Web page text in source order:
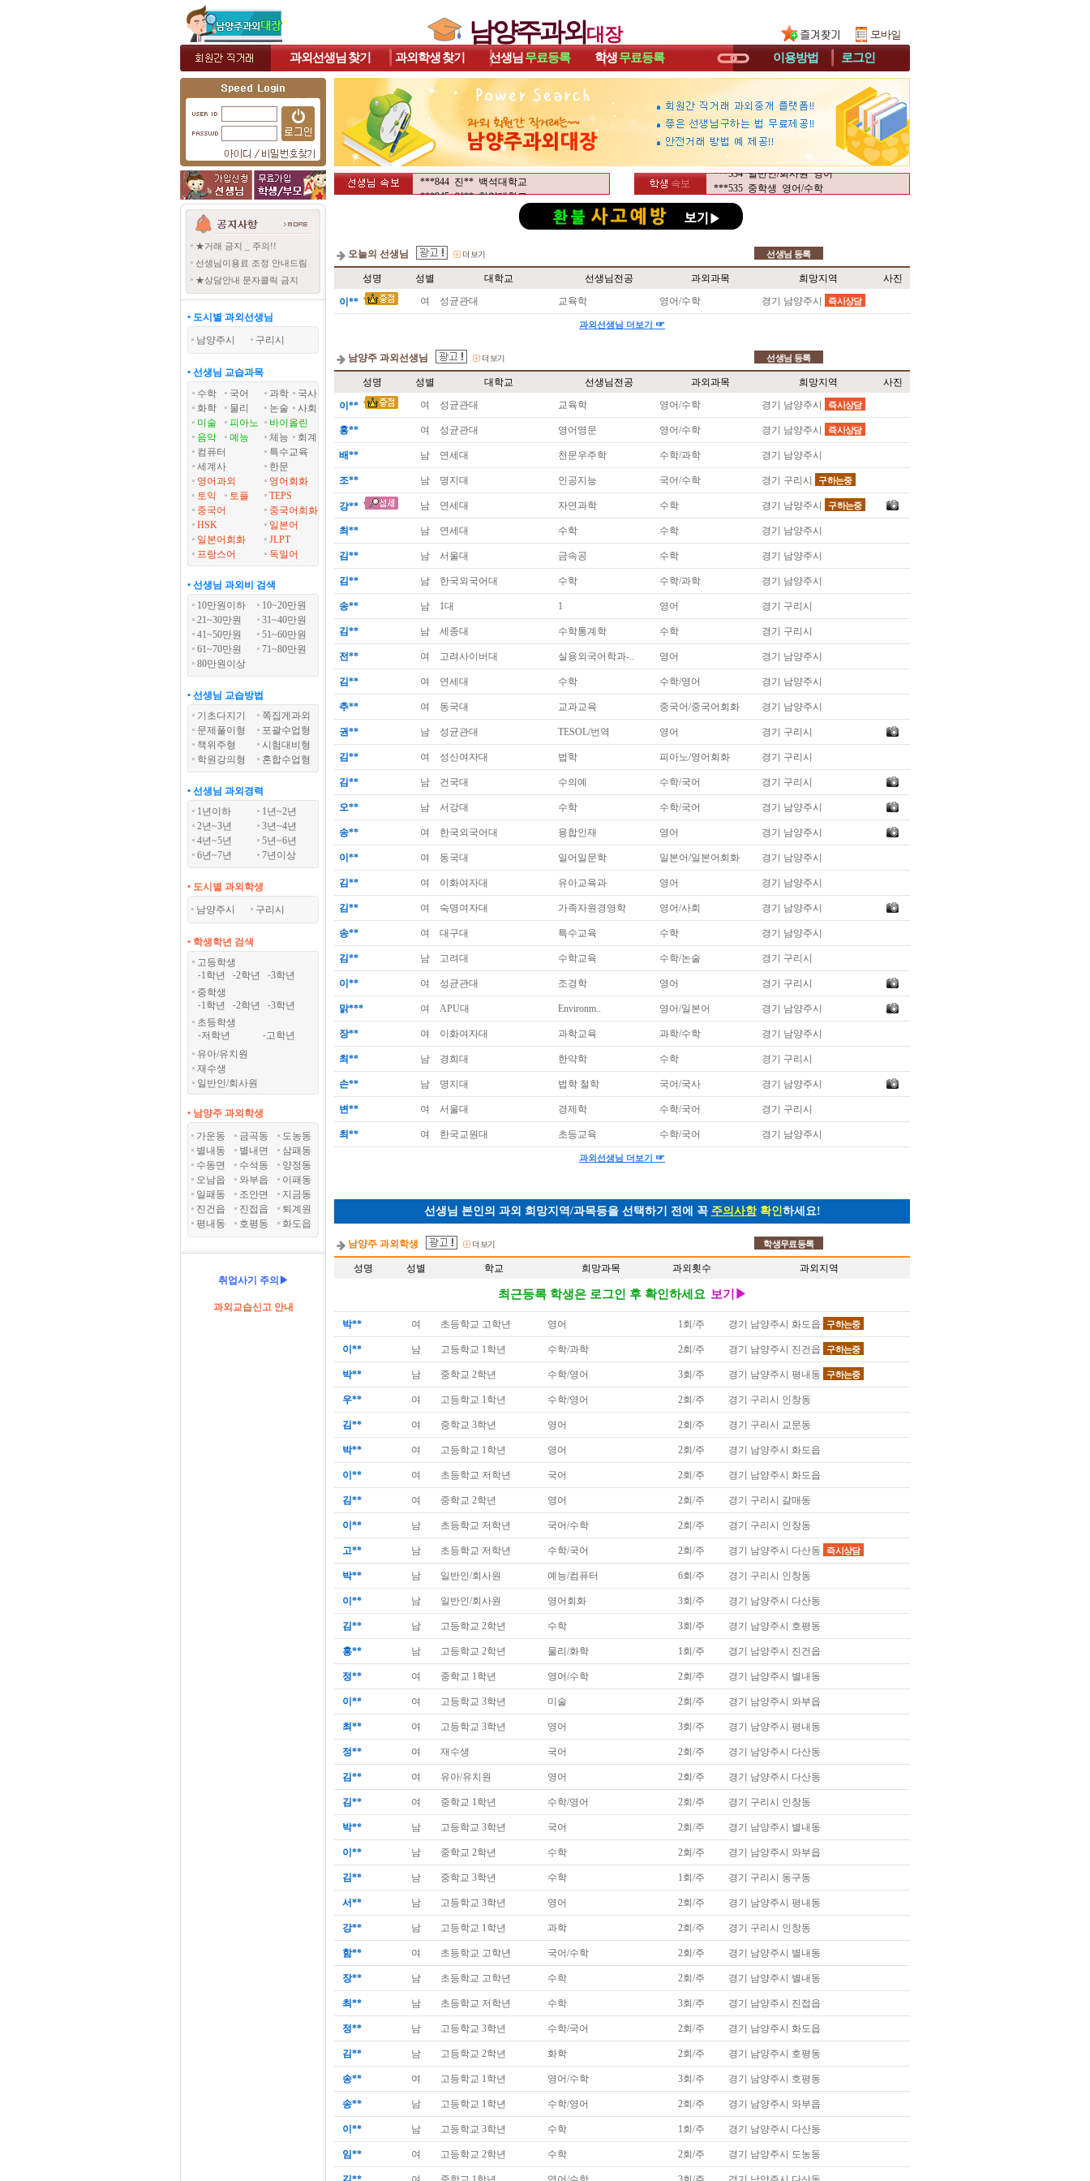
남양주과외대장
과외선생님 찾기 과외학생찾기 선생님 무료등록 학생무료등록 이용방법 로그인
★거래 금지 _ 주의!!
선생님이용료 조정 안내드림
★상담안내 문자클릭 금지
• 도시별 과외선생님
남양주시
구리시
• 선생님 교습과목
수학
국어 과학
국사
화학
물리 논술
사회
미술
피아노
바이올린
음악
예능 체능
회계
컴퓨터
특수교육
세계사
한문
영어과외
영어회화
토익
토플
TEPS
중국어
중국어회화
HSK
일본어
일본어회화
JLPT
프랑스어
독일어
• 선생님 과외비 검색
10만원이하
10~20만원
21~30만원
31~40만원
41~50만원
51~60만원
61~70만원
71~80만원
80만원이상
• 선생님 교습방법
기초다지기
쪽집게과외
문제풀이형
포괄수업형
책위주형
시험대비형
학원강의형
혼합수업형
• 선생님 과외경력
1년이하
1년~2년
2년~3년
3년~4년
4년~5년
5년~6년
6년~7년
7년이상
• 도시별 과외학생
남양주시
구리시
• 학생학년 검색
고등학생
-1학년 -2학년 -3학년
중학생
-1학년 -2학년 -3학년
초등학생
-저학년 -고학년
유아/유치원
재수생
일반인/회사원
• 남양주 과외학생
가운동
금곡동
도농동
별내동
별내면
삼패동
수동면
수석동
양정동
오남읍
와부읍
이패동
일패동
조안면
지금동
진건읍
진접읍
퇴계원
평내동
호평동 화도읍
취업사기 주의▶
과외교습신고 안내
***856 김** 성균관대학교
***851 서** 성균관대학교
***844 진** 백석대학교
***845 양** 한양대학교
***856 김** 성균관대학교
***851 서** 성균관대학교
***845 양** 한양대학교
***536 고등학생 수학/과학
***538 중학생 수학/과학
***531 초등학생 영어
***532 일반인/회사원 중국어회화/중국어
***537 고등학생 영어
***530 재수생 수학
***529 일반인/회사원 영어/토익
***534 일반인/회사원 영어
***535 중학생 영어/수학
***540 고등학생 수학
***541 고등학생 수학/과학
***536 고등학생 수학/과학
***531 초등학생 영어
***532 일반인/회사원 중국어회화/중국어
***537 고등학생 영어
***530 재수생 수학
***529 일반인/회사원 영어/토익
***540 고등학생 수학
***541 고등학생 수학/과학
오늘의 선생님 선생님 등록
성명 성별 대학교 선생님전공 과외과목 희망지역 사진
이** 여 성균관대 교육학 영어/수학 경기 남양주시 즉시상담
과외선생님 더보기 ☞
남양주 과외선생님 선생님 등록
성명 성별 대학교 선생님전공 과외과목 희망지역 사진
이** 여 성균관대 교육학 영어/수학 경기 남양주시 즉시상담
홍** 여 성균관대 영어영문 영어/수학 경기 남양주시 즉시상담
배** 남 연세대 천문우주학 수학/과학 경기 남양주시
조** 남 명지대 인공지능 국어/수학 경기 구리시 구하는중
강** 남 연세대 자연과학 수학 경기 남양주시 구하는중
최** 남 연세대 수학 수학 경기 남양주시
김** 남 서울대 금속공 수학 경기 남양주시
김** 남 한국외국어대 수학 수학/과학 경기 남양주시
송** 남 1대 1 영어 경기 구리시
김** 남 세종대 수학통계학 수학 경기 구리시
전** 여 고려사이버대 실용외국어학과-.. 영어 경기 남양주시
김** 여 연세대 수학 수학/영어 경기 남양주시
추** 여 동국대 교과교육 중국어/중국어회화 경기 남양주시
권** 남 성균관대 TESOL/번역 영어 경기 구리시
김** 여 성신여자대 법학 피아노/영어회화 경기 구리시
김** 남 건국대 수의예 수학/국어 경기 구리시
오** 남 서강대 수학 수학/국어 경기 남양주시
송** 여 한국외국어대 융합인재 영어 경기 남양주시
이** 여 동국대 일어일문학 일본어/일본어회화 경기 남양주시
김** 여 이화여자대 유아교육과 영어 경기 남양주시
김** 여 숙명여자대 가족자원경영학 영어/사회 경기 남양주시
송** 여 대구대 특수교육 수학 경기 남양주시
김** 남 고려대 수학교육 수학/논술 경기 구리시
이** 여 성균관대 조경학 영어 경기 구리시
맑*** 여 APU대 Environm.. 영어/일본어 경기 남양주시
장** 여 이화여자대 과학교육 과학/수학 경기 남양주시
최** 남 경희대 한약학 수학 경기 구리시
손** 남 명지대 법학 철학 국어/국사 경기 남양주시
변** 여 서울대 경제학 수학/국어 경기 구리시
최** 여 한국교원대 초등교육 수학/국어 경기 남양주시
과외선생님 더보기 ☞
선생님 본인의 과외 희망지역/과목등을 선택하기 전에 꼭 주의사항 확인하세요!
남양주 과외학생 학생무료등록
성명 성별 학교 희망과목 과외횟수 과외지역
최근등록 학생은 로그인 후 확인하세요 보기▶
박** 여 초등학교 고학년 영어 1회/주 경기 남양주시 화도읍 구하는중
이** 남 고등학교 1학년 수학/과학 2회/주 경기 남양주시 진건읍 구하는중
박** 남 중학교 2학년 수학/영어 3회/주 경기 남양주시 평내동 구하는중
우** 여 고등학교 1학년 수학/영어 2회/주 경기 구리시 인창동
김** 여 중학교 3학년 영어 2회/주 경기 구리시 교문동
박** 여 고등학교 1학년 영어 2회/주 경기 남양주시 화도읍
이** 여 초등학교 저학년 국어 2회/주 경기 남양주시 화도읍
김** 여 중학교 2학년 영어 2회/주 경기 구리시 갈매동
이** 남 초등학교 저학년 국어/수학 2회/주 경기 구리시 인창동
고** 남 초등학교 저학년 수학/국어 2회/주 경기 남양주시 다산동 즉시상담
박** 남 일반인/회사원 예능/컴퓨터 6회/주 경기 구리시 인창동
이** 남 일반인/회사원 영어회화 3회/주 경기 남양주시 다산동
김** 남 고등학교 2학년 수학 3회/주 경기 남양주시 호평동
홍** 남 고등학교 2학년 물리/화학 1회/주 경기 남양주시 진건읍
정** 여 중학교 1학년 영어/수학 2회/주 경기 남양주시 별내동
이** 여 고등학교 3학년 미술 2회/주 경기 남양주시 와부읍
최** 여 고등학교 3학년 영어 3회/주 경기 남양주시 평내동
정** 여 재수생 국어 2회/주 경기 남양주시 다산동
김** 여 유아/유치원 영어 2회/주 경기 남양주시 다산동
김** 여 중학교 1학년 수학/영어 2회/주 경기 구리시 인창동
박** 남 고등학교 3학년 국어 2회/주 경기 남양주시 별내동
이** 남 중학교 2학년 수학 2회/주 경기 남양주시 와부읍
김** 남 중학교 3학년 수학 1회/주 경기 구리시 동구동
서** 남 고등학교 3학년 영어 2회/주 경기 남양주시 평내동
강** 남 고등학교 1학년 과학 2회/주 경기 구리시 인창동
함** 여 초등학교 고학년 국어/수학 2회/주 경기 남양주시 별내동
장** 남 초등학교 고학년 수학 2회/주 경기 남양주시 별내동
최** 남 초등학교 저학년 수학 3회/주 경기 남양주시 진접읍
정** 남 고등학교 3학년 수학/국어 2회/주 경기 남양주시 화도읍
김** 남 고등학교 2학년 화학 2회/주 경기 남양주시 호평동
송** 여 고등학교 1학년 영어/수학 3회/주 경기 남양주시 호평동
송** 남 고등학교 1학년 수학/영어 2회/주 경기 남양주시 와부읍
이** 남 고등학교 3학년 수학 1회/주 경기 남양주시 다산동
임** 여 고등학교 2학년 수학 2회/주 경기 남양주시 도농동